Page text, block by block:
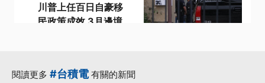
川普上任百日自豪移
民政策成效 3月邊境
閱讀更多 #台積電有關的新聞